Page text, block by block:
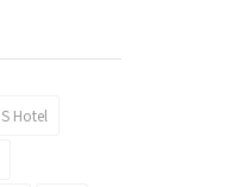
S Hotel